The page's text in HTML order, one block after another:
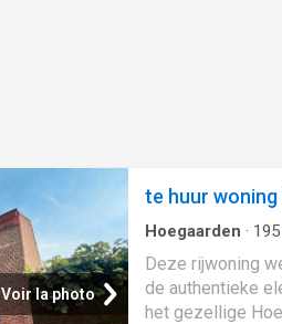
Voir la photo
te huur
Hoegaarden · 195
Deze rijwoning
de authentieke
het gezellige